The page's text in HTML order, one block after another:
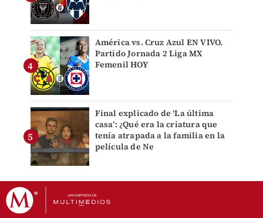
América vs. Cruz Azul EN VIVO.
Partido Jornada 2 Liga MX
Femenil HOY
Final explicado de ‘La última
casa’: ¿Qué era la criatura que
tenía atrapada a la familia en la
película de Ne